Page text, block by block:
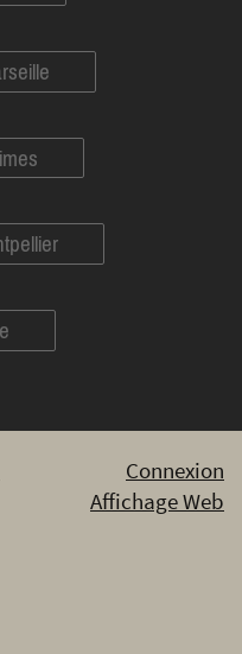
Connexion
Affichage Web